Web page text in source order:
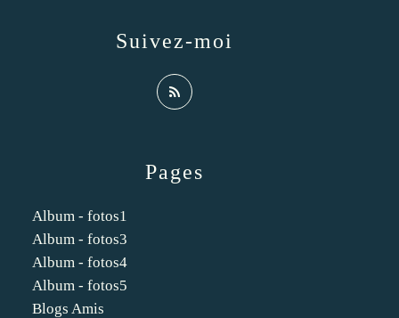
Pages
Album - fotos1
Album - fotos3
Album - fotos4
Album - fotos5
Blogs Amis
Suivez-moi